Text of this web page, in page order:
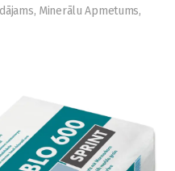
Minerālu Apmetums,